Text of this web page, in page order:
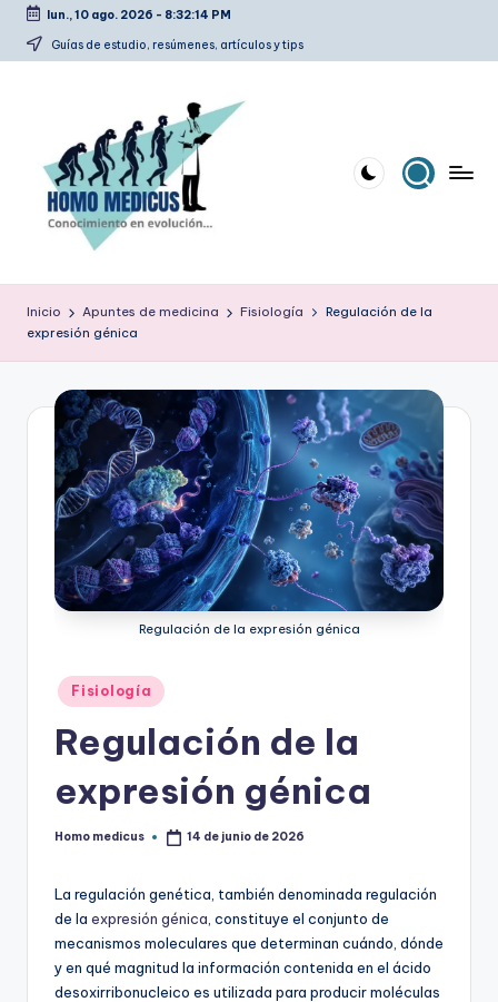
Saltar
lun., 10 ago. 2026 - 8:32:15 PM
Guías de estudio, resúmenes, artículos y tips
o
m
m
d
ic
estudio,
tips
Inicio Apuntes de medicina Fisiología
Regulación de la
expresión génica
Regulación de la expresión génica
Publicado
en
Fisiología
Regulación de la
expresión génica
Publicado
Homo medicus 14 de junio de 2026
La regulación genética, también denominada regulación
de la expresión génica , constituye el conjunto de
mecanismos moleculares que determinan cuándo, dónde
y en qué magnitud la información contenida en el ácido
desoxirribonucleico es utilizada para producir moléculas